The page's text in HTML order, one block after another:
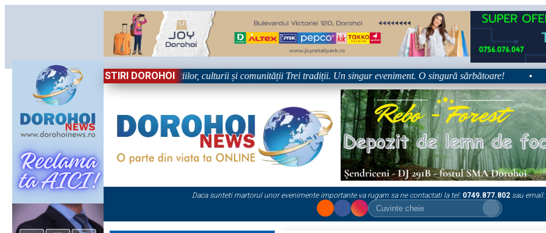
STIRI DOROHOI
Sărbătoare!” – trei zile dedicate tradițiilor, culturii și comunității Trei tradiții. Un singur eveniment. O singură sărbătoare! •
Daca sunteti martorul unor evenimente importante va rugam sa ne contactati la tel: 0749.877.802 sau email: